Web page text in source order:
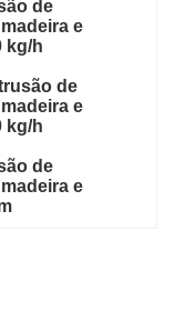
de
e
kg/h
de
e
kg/h
de
e